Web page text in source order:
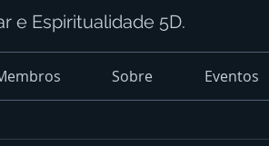
e Espiritualidade 5D.
Sobre Eventos